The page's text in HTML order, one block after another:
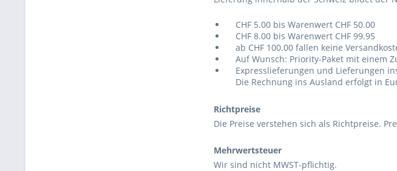
CHF 5.00 bis Warenwert CHF 50.00
CHF 8.00 bis Warenwert CHF 99.95
ab CHF 100.00 fallen keine
Auf Wunsch: Priority-Paket mit einem
Expresslieferungen und Lieferungen
Die Rechnung ins Ausland erfolgt in
Richtpreise
Die Preise verstehen sich als Richtpreise.
Mehrwertsteuer
Wir sind nicht MWST-pflichtig.